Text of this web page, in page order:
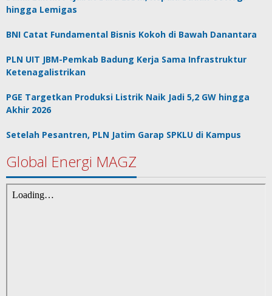
hingga Lemigas
BNI Catat Fundamental Bisnis Kokoh di Bawah Danantara
PLN UIT JBM-Pemkab Badung Kerja Sama Infrastruktur
Ketenagalistrikan
PGE Targetkan Produksi Listrik Naik Jadi 5,2 GW hingga
Akhir 2026
Setelah Pesantren, PLN Jatim Garap SPKLU di Kampus
Global Energi MAGZ